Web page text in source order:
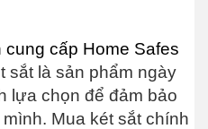
cấp Home Safes
sắt là sản phẩm ngày
lựa chọn để đảm bảo
Mua két sắt chính